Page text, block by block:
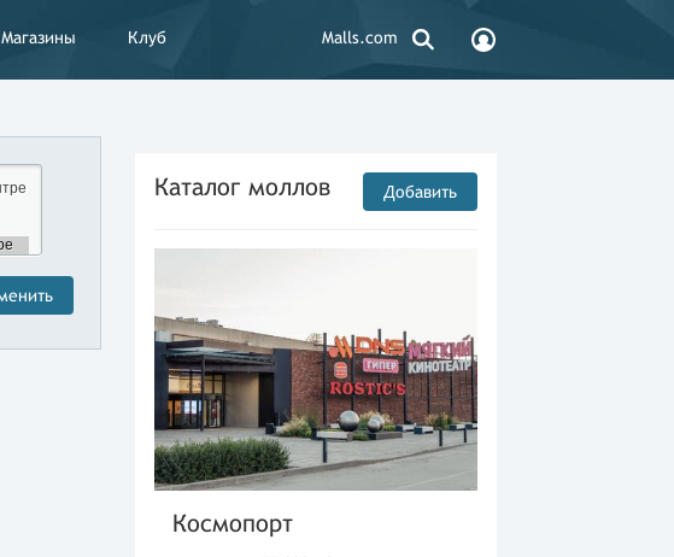
Магазины Клуб Malls.com
Каталог моллов Добавить
Космопорт